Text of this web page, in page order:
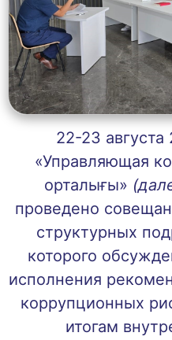
22-23
«Управляющая
орталығы»
проведено
структурных
которого
исполнения
коррупционных
итогам